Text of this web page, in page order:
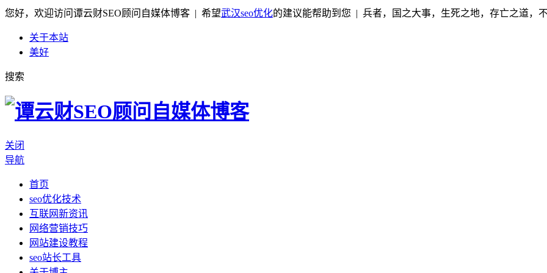
您好，欢迎访问谭云财SEO顾问自媒体博客 | 希望武汉seo优化的建议能帮助到您 | 兵者，国之大事，生死之地，存亡之道，
关于本站
美好
搜索
关闭
导航
首页
seo优化技术
互联网新资讯
网络营销技巧
网站建设教程
seo站长工具